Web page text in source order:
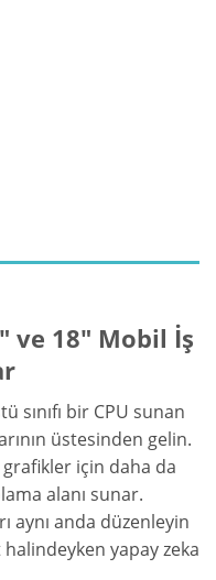
ve 18″ Mobil İş
sınıfı bir CPU sunan
üstesinden gelin.
için daha da
alanı sunar.
aynı anda düzenleyin
yapay zeka